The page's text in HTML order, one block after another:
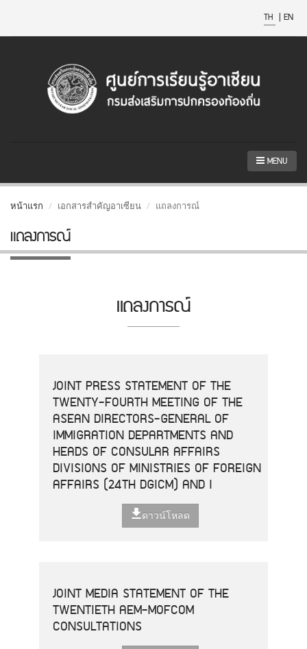
TH | EN
MENU
หน้าแรก เอกสารสำคัญอาเซียน แถลงการณ์
แถลงการณ์
แถลงการณ์
JOINT PRESS STATEMENT OF THE
TWENTY-FOURTH MEETING OF THE
ASEAN DIRECTORS-GENERAL OF
IMMIGRATION DEPARTMENTS AND
HEADS OF CONSULAR AFFAIRS
DIVISIONS OF MINISTRIES OF FOREIGN
AFFAIRS (24TH DGICM) AND I
ดาวน์โหลด
JOINT MEDIA STATEMENT OF THE
TWENTIETH AEM-MOFCOM
CONSULTATIONS